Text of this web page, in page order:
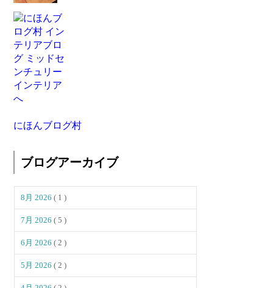
にほんブログ村
ブログアーカイブ
8月 2026( 1 )
7月 2026( 5 )
6月 2026( 2 )
5月 2026( 2 )